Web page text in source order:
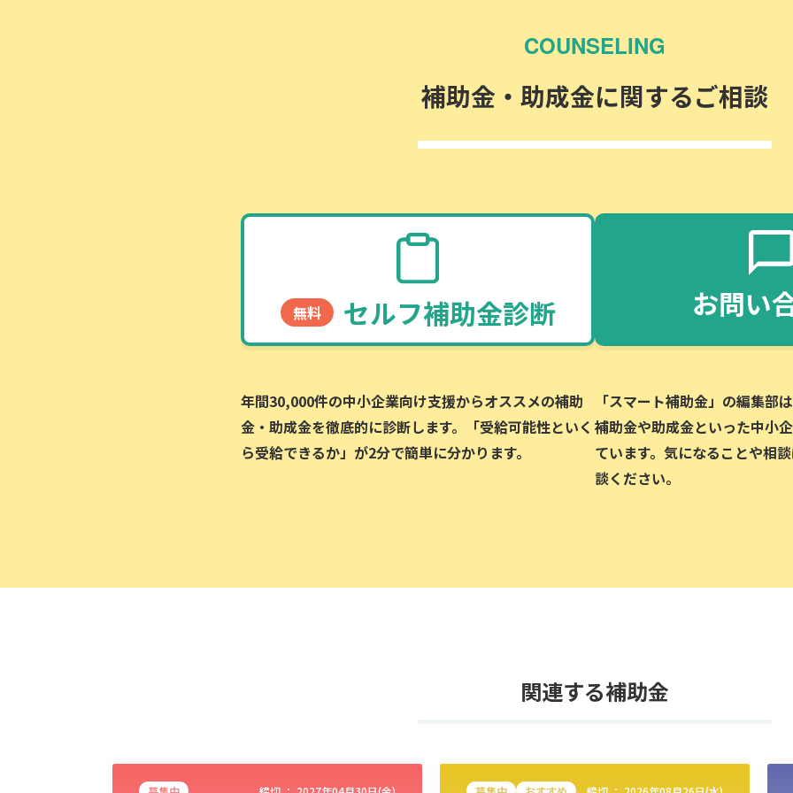
COUNSELING
補助金・助成金に関するご相談
無料 セルフ補助金診断
年間30,000件の中小企業向け支援からオススメの補助
金・助成金を徹底的に診断します。「受給可能性といく
ら受給できるか」が2分で簡単に分かります。
お問い
「スマート補助金」の編集部
補助金や助成金といった中小
ています。気になることや相
談ください。
関連する補助金